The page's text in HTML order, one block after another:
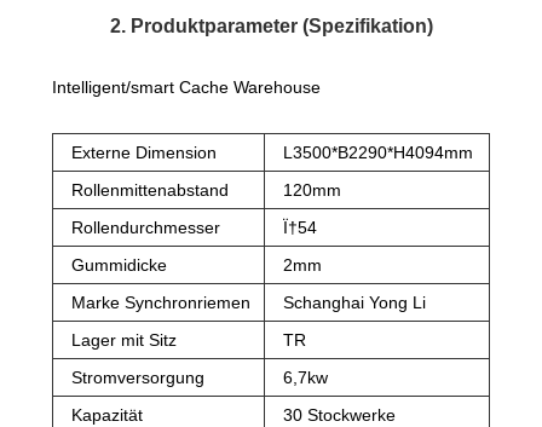
2. Produktparameter (Spezifikation)
Intelligent/smart Cache Warehouse
Externe Dimension
L3500*B2290*H4094mm
Rollenmittenabstand
120mm
Rollendurchmesser
Ï†54
Gummidicke
2mm
Marke Synchronriemen
Schanghai Yong Li
Lager mit Sitz
TR
Stromversorgung
6,7kw
Kapazität
30 Stockwerke